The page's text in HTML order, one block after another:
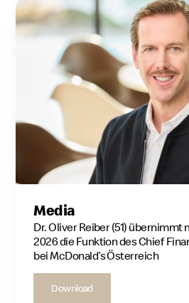
Media
Dr. Oliver Reiber (51) übernimmt
2026 die Funktion des Chief
bei McDonald’s Österreich
Download